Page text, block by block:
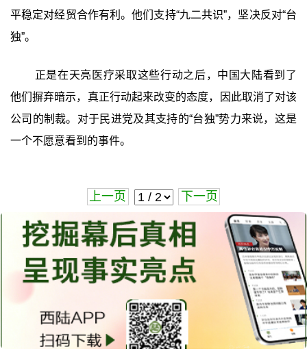
平稳定对经贸合作有利。他们支持“九二共识”，坚决反对“台
独”。
正是在天亮医疗采取这些行动之后，中国大陆看到了
他们摒弃暗示，真正行动起来改变的态度，因此取消了对该
公司的制裁。对于民进党及其支持的“台独”势力来说，这是
一个不愿意看到的事件。
上一页 下一页